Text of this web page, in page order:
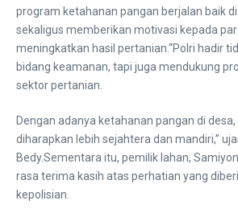
program ketahanan pangan berjalan baik
sekaligus memberikan motivasi kepada
meningkatkan hasil pertanian.“Polri hadir
bidang keamanan, tapi juga mendukung
sektor pertanian.
Dengan adanya ketahanan pangan di
diharapkan lebih sejahtera dan mandiri,”
Bedy.Sementara itu, pemilik lahan,
rasa terima kasih atas perhatian yang
kepolisian.